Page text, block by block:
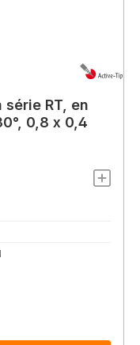
RT, en
0,8 x 0,4